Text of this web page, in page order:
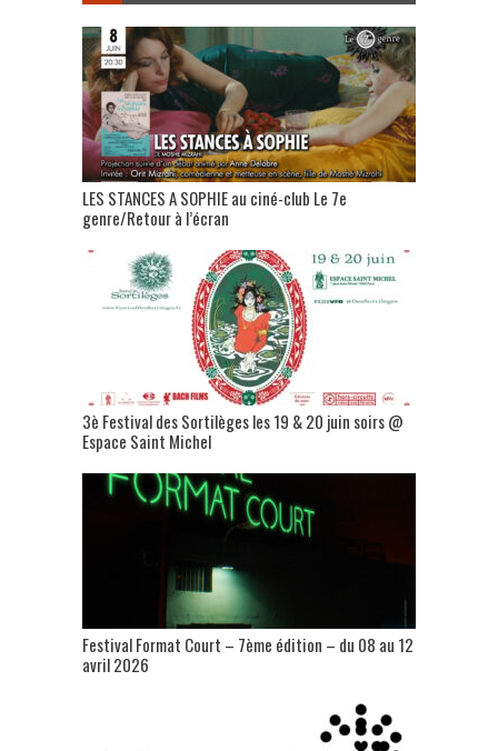
LES STANCES A SOPHIE au ciné-club Le 7e
genre/Retour à l’écran
3è Festival des Sortilèges les 19 & 20 juin soirs @
Espace Saint Michel
Festival Format Court – 7ème édition – du 08 au 12
avril 2026